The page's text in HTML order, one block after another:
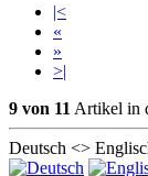
|<
«
»
>|
9 von 11 Artikel in
Deutsch <>